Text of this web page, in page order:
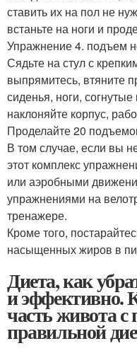
ставить их на пол не
встаньте на ноги и
Упражнение 4. подъем
Сядьте на стул с
выпрямитесь, втяните
сиденья, ноги,
наклоняйте корпус,
Проделайте 20
В том случае, если вы
этот комплекс
или аэробными
упражнениями на
тренажере.
Кроме того,
насыщенных жиров в
Диета, как
и эффективно.
часть живота
правильной